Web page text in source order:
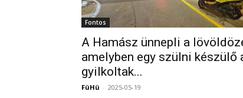
Fontos
A Hamász ünnepli a
amelyben egy szülni készülő
gyilkoltak...
FüHü - 2025-05-19